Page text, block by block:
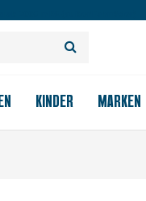
KINDER MARKEN